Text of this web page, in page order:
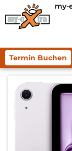
my-
Termin Buchen